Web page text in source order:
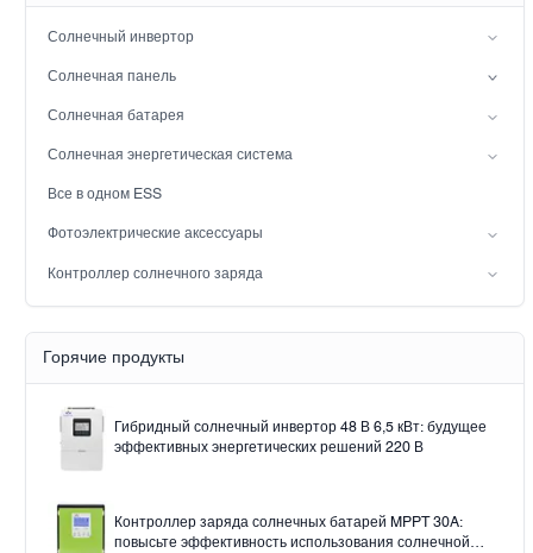
Солнечный инвертор
Инвертор с расщепленной фазой
Гибридный солнечный инвертор (IP21)
Гибридный солнечный инвертор (IP65)
Солнечная панель
Мононуклеоз
Солнечная батарея
Свинцовая батарея
Аккумулятор LiFePO4
Солнечная энергетическая система
сетевая солнечная энергосистема
Вне сети солнечная система мощности
Все в одном ESS
Фотоэлектрические аксессуары
Солнечный свет
Solar pump
Контроллер солнечного заряда
Шир
Горячие продукты
Гибридный солнечный инвертор 48 В 6,5 кВт: будущее
эффективных энергетических решений 220 В
Контроллер заряда солнечных батарей MPPT 30A:
повысьте эффективность использования солнечной